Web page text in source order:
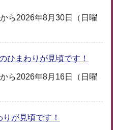
ら2026年8月30日（日曜
ひまわりが見頃です！
ら2026年8月16日（日曜
が見頃です！